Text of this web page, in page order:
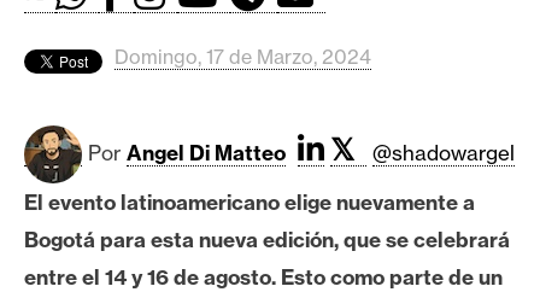
o
i
c
o
i
Domingo, 17 de Marzo, 2024
Por Angel Di Matteo 𝕏
@shadowargel
El evento latinoamericano elige nuevamente a
Bogotá para esta nueva edición, que se celebrará
entre el 14 y 16 de agosto. Esto como parte de un